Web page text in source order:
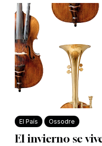
El País Ossodre
El invierno se